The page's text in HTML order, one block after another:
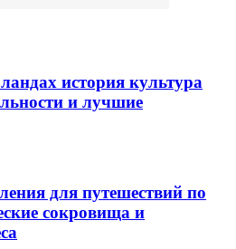
история культура
и лучшие
для путешествий по
сокровища и